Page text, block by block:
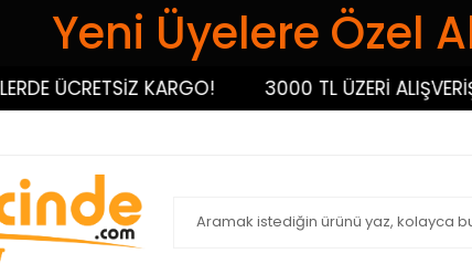
Yeni Üyelere Özel
ÜCRETSİZ KARGO! 3000 TL ÜZERİ